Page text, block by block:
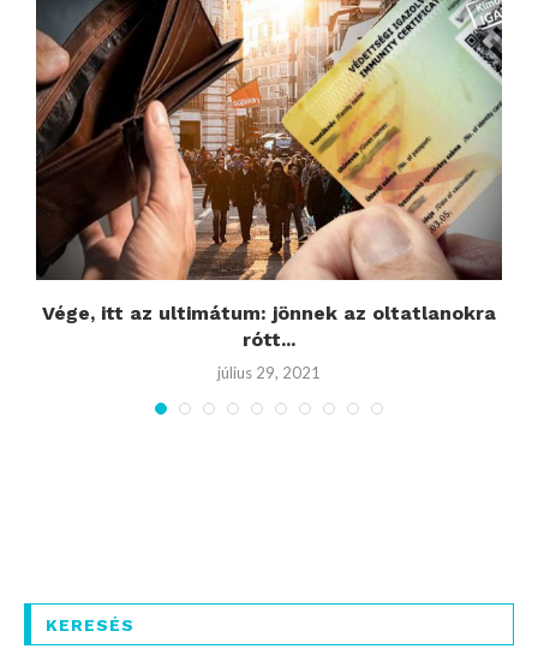
Vége, itt az ultimátum: jönnek az oltatlanokra
rótt...
július 29, 2021
KERESÉS